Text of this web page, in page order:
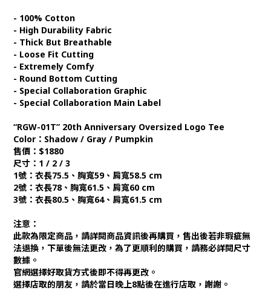
- 100% Cotton
- High Durability Fabric
- Thick But Breathable
- Loose Fit Cutting
- Extremely Comfy
- Round Bottom Cutting
- Special Collaboration Graphic
- Special Collaboration Main Label
“RGW-01T” 20th Anniversary Oversized Logo Tee
Color：Shadow / Gray / Pumpkin
售價：$1880
尺寸：1 / 2 / 3
1號：衣長75.5、胸寬59、肩寬58.5 cm
2號：衣長78、胸寬61.5、肩寬60 cm
3號：衣長80.5、胸寬64、肩寬61.5 cm
注意：
此款為限定商品，請詳閱商品資訊後再購買，售出後若非瑕疵無
法退換，下單後無法更改，為了更順利的購買，請務必詳閱尺寸
數據。
官網選擇好取貨方式後即不得再更改。
選擇店取的朋友，請於當日晚上8點後在進行店取，謝謝。